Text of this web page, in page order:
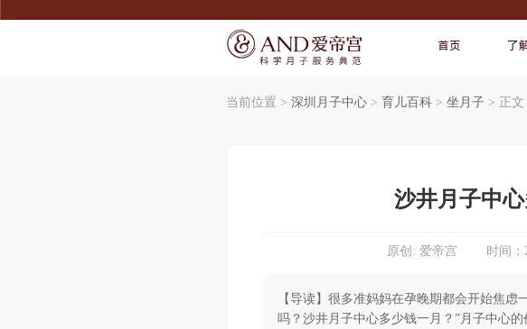
了
首页
当前位置 > 深圳月子中心 > 育儿百科 > 坐月子 > 正文
沙井月子中
原创: 爱帝宫 时间：
【导读】很多准妈妈在孕晚期都会开始焦
吗？沙井月子中心多少钱一月？”月子中心